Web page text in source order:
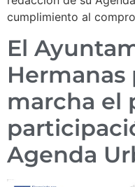
cumplimiento al
El
Hermanas
marcha el
Agenda